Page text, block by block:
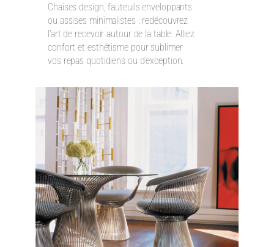
Chaises design, fauteuils enveloppants
ou assises minimalistes : redécouvrez
l’art de recevoir autour de la table. Alliez
confort et esthétisme pour sublimer
vos repas quotidiens ou d’exception.